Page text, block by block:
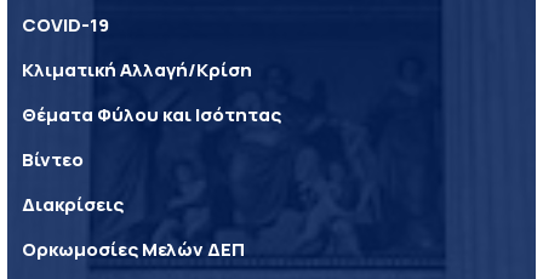
COVID-19
Κλιματική Αλλαγή/Κρίση
Θέματα Φύλου και Ισότητας
Βίντεο
Διακρίσεις
Ορκωμοσίες Μελών ΔΕΠ